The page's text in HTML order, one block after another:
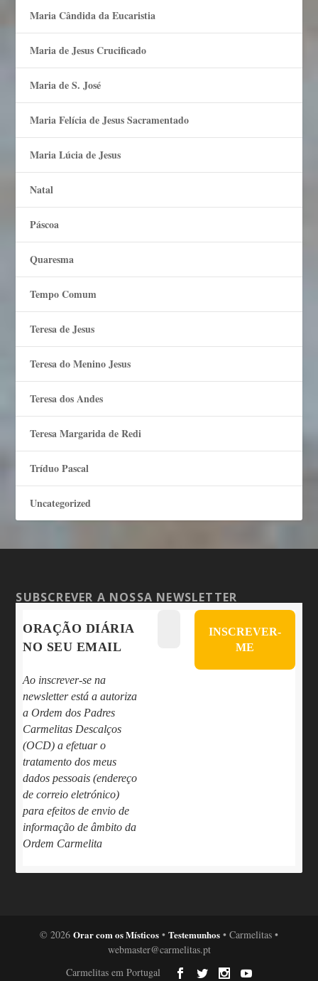
Maria Cândida da Eucaristia
Maria de Jesus Crucificado
Maria de S. José
Maria Felí­cia de Jesus Sacramentado
Maria Lúcia de Jesus
Natal
Páscoa
Quaresma
Tempo Comum
Teresa de Jesus
Teresa do Menino Jesus
Teresa dos Andes
Teresa Margarida de Redi
Tríduo Pascal
Uncategorized
SUBSCREVER A NOSSA NEWSLETTER
ORAÇÃO DIÁRIA
NO SEU EMAIL
Ao inscrever-se na
newsletter está a autoriza
a Ordem dos Padres
Carmelitas Descalços
(OCD) a efetuar o
tratamento dos meus
dados pessoais (endereço
de correio eletrónico)
para efeitos de envio de
informação de âmbito da
Ordem Carmelita
© 2026 Orar com os Místicos • Testemunhos • Carmelitas •
webmaster@carmelitas.pt
Carmelitas em Portugal